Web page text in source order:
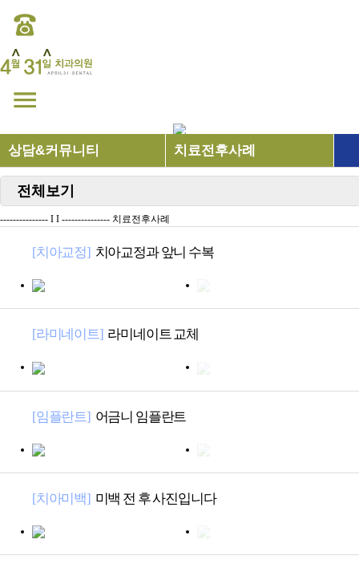
상담&커뮤니티
4월31일치과
임플란트
치아교정
심미치료
일반진료
상담&커뮤니티
치료전후사례
공지사항
전체보기
라미네이트
앞니재보철
자연치보존술
잇몸성형
치아미백
임플란트
치아교정
기타
--------------- I I --------------- 치료전후사례
[치아교정] 치아교정과 앞니 수복
[라미네이트] 라미네이트 교체
[임플란트]어금니 임플란트
[치아미백]미백 전 후 사진입니다